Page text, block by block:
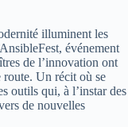
illuminent les
événement
de l’innovation ont
Un récit où se
outils qui, à l’instar des
de nouvelles